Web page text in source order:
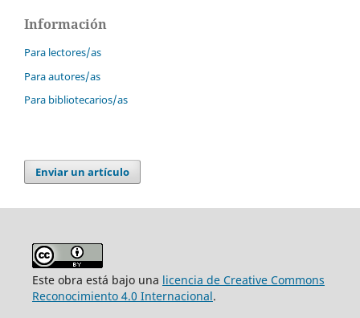
Información
Para lectores/as
Para autores/as
Para bibliotecarios/as
Enviar un artículo
Este obra está bajo una licencia de Creative Commons
Reconocimiento 4.0 Internacional.